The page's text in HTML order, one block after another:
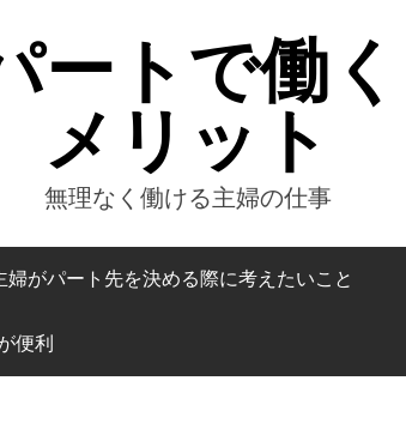
ートで働く
メリット
無理なく働ける主婦の仕事
婦がパート先を決める際に考えたいこと
便利